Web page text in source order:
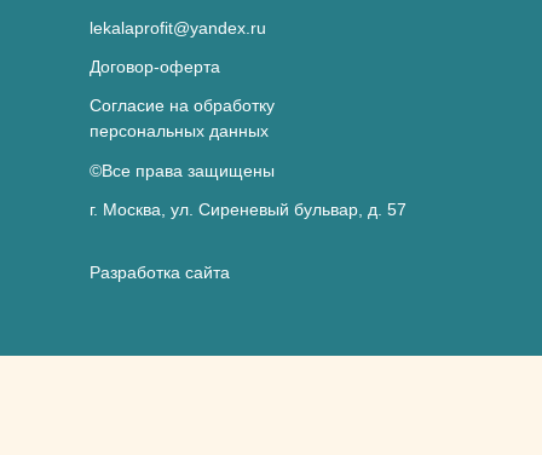
©Все права защищены
lekalaprofit@yandex.ru
Согласие на обработку
персональных данных
Разработка сайта
г. Москва, ул. Сиреневый бульвар, д. 57
Договор-оферта